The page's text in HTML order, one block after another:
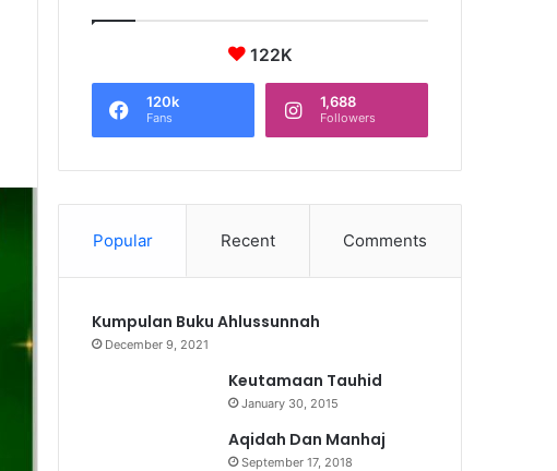
122K
120k
Fans
1,688
Followers
Popular Recent Comments
Kumpulan Buku Ahlussunnah
December 9, 2021
Keutamaan Tauhid
January 30, 2015
Aqidah Dan Manhaj
September 17, 2018